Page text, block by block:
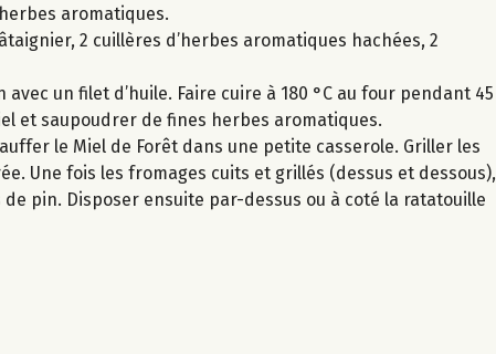
aromatiques.
2 cuillères d’herbes aromatiques hachées, 2
un filet d’huile. Faire cuire à 180 °C au four pendant 45
et saupoudrer de fines herbes aromatiques.
le Miel de Forêt dans une petite casserole. Griller les
Une fois les fromages cuits et grillés (dessus et dessous),
pin. Disposer ensuite par-dessus ou à coté la ratatouille